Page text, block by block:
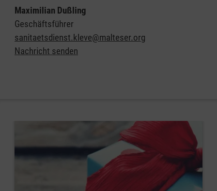
Maximilian Dußling
Geschäftsführer
sanitaetsdienst.kleve@malteser.org
Nachricht senden